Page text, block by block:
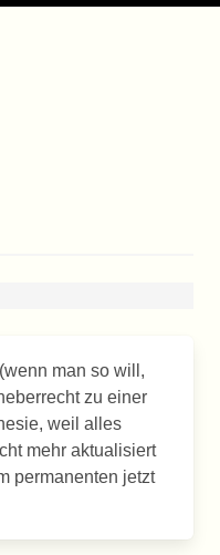
man so will,
zu einer
weil alles
mehr aktualisiert
permanenten jetzt